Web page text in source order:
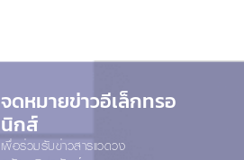
จดหมายข่าวอีเล็กทรอ
นิกส์
เพื่อร่วมรับข่าวสารแวดวง